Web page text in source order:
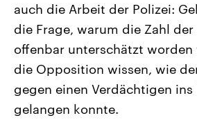
USA
Aktuelle Beiträge, Analysen und
Hintergründe
Wirtschaftlich und militärisch
gehören die Vereinigten Staaten zu
den mächtigsten Ländern der Erde,
mit großem Einfluss auf das
aktuelle Weltgeschehen.
auch die Arbeit der Polizei:
die Frage, warum die Zahl
offenbar unterschätzt worden
die Opposition wissen, wie
gegen einen Verdächtigen ins
gelangen konnte.